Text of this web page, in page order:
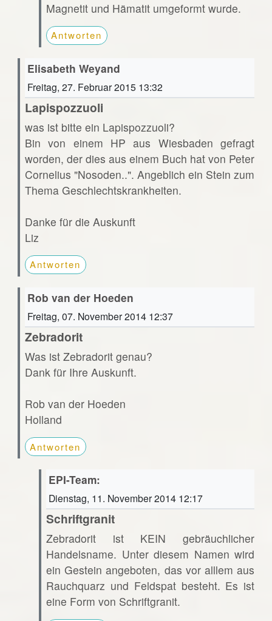
Magnetit und Hämatit umgeformt wurde.
Antworten
Elisabeth Weyand
Freitag, 27. Februar 2015 13:32
Lapispozzuoli
was ist bitte ein Lapispozzuoli?
Bin von einem HP aus Wiesbaden gefragt
worden, der dies aus einem Buch hat von Peter
Cornelius "Nosoden..". Angeblich ein Stein zum
Thema Geschlechtskrankheiten.
Danke für die Auskunft
Liz
Antworten
Rob van der Hoeden
Freitag, 07. November 2014 12:37
Zebradorit
Was ist Zebradorit genau?
Dank für Ihre Auskunft.
Rob van der Hoeden
Holland
Antworten
EPI-Team:
Dienstag, 11. November 2014 12:17
Schriftgranit
Zebradorit ist KEIN gebräuchlicher
Handelsname. Unter diesem Namen wird
ein Gestein angeboten, das vor alllem aus
Rauchquarz und Feldspat besteht. Es ist
eine Form von Schriftgranit.